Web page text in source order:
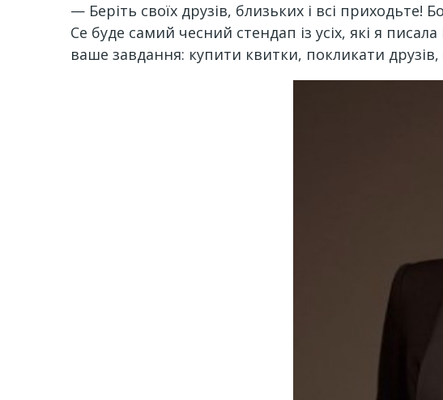
— Беріть своїх друзів, близьких і всі
Се буде самий чесний стендап із усіх, які я
ваше завдання: купити квитки, покликати